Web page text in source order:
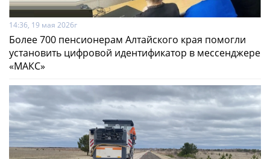
14:36, 19 мая 2026г
Более 700 пенсионерам Алтайского края помогли
установить цифровой идентификатор в мессенджере
«МАКС»